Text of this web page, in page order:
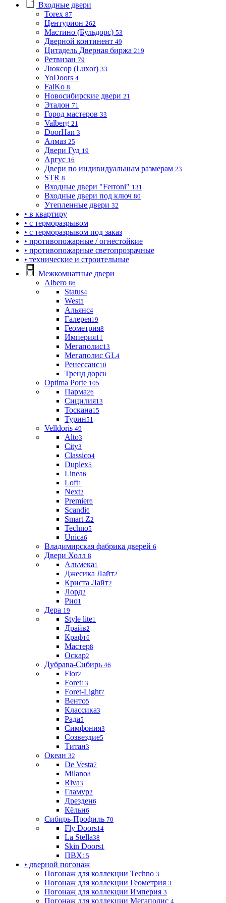
Входные двери
Torex 87
Центурион 262
Мастино (Бульдорс) 53
Дверной континент 49
Цитадель Дверная биржа 219
Ретвизан 79
Люксор (Luxor) 33
YoDoors 4
FalKo 8
Новосибирские двери 21
Эталон 71
Город мастеров 33
Valberg 21
DoorHan 3
Алмаз 25
Двери Гуд 19
Аргус 16
Двери по индивидуальным размерам 23
STR 8
Входные двери "Ferroni" 131
Входные двери под ключ 80
Утепленные двери 32
• в квартиру
• с терморазрывом
• с терморазрывом под заказ
• противопожарные / огнестойкие
• противопожарные светопрозрачные
• технические и строительные
Межкомнатные двери
Albero 86
Status4
West5
Альянс4
Галерея19
Геометрия8
Империя11
Мегаполис13
Мегаполис GL4
Ренессанс10
Тренд дорс8
Optima Porte 105
Парма26
Сицилия13
Тоскана15
Турин51
Velldoris 49
Alto3
City3
Classico4
Duplex5
Linea6
Loft1
Next2
Premier6
Scandi6
Smart Z2
Techno5
Unica6
Владимирская фабрика дверей 6
Двери Холл 8
Альмека1
Джесика Лайт2
Криста Лайт2
Лорд2
Рио1
Дера 19
Style lite1
Драйв2
Крафт6
Мастер8
Оскар2
Дубрава-Сибирь 46
Flor2
Foret13
Foret-Light7
Венто5
Классика3
Рада5
Симфония3
Созвездие5
Титан3
Океан 32
De Vesta7
Milano8
Riva3
Гламур2
Дрезден6
Кёльн6
Сибирь-Профиль 70
Fly Doors14
La Stella38
Skin Doors1
ПВХ15
• дверной погонаж
Погонаж для коллекции Techno 3
Погонаж для коллекции Геометрия 3
Погонаж для коллекции Империя 3
Погонаж для коллекции Мегаполис 4